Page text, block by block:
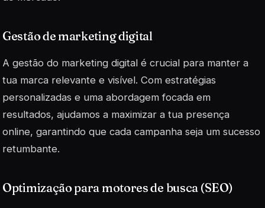
Gestão de marketing digital
A gestão do marketing digital é crucial para manter a
tua marca relevante e visível. Com estratégias
personalizadas e uma abordagem focada em
resultados, ajudamos a maximizar a tua presença
online, garantindo que cada campanha seja um sucesso
retumbante.
Optimização para motores de busca (SEO)